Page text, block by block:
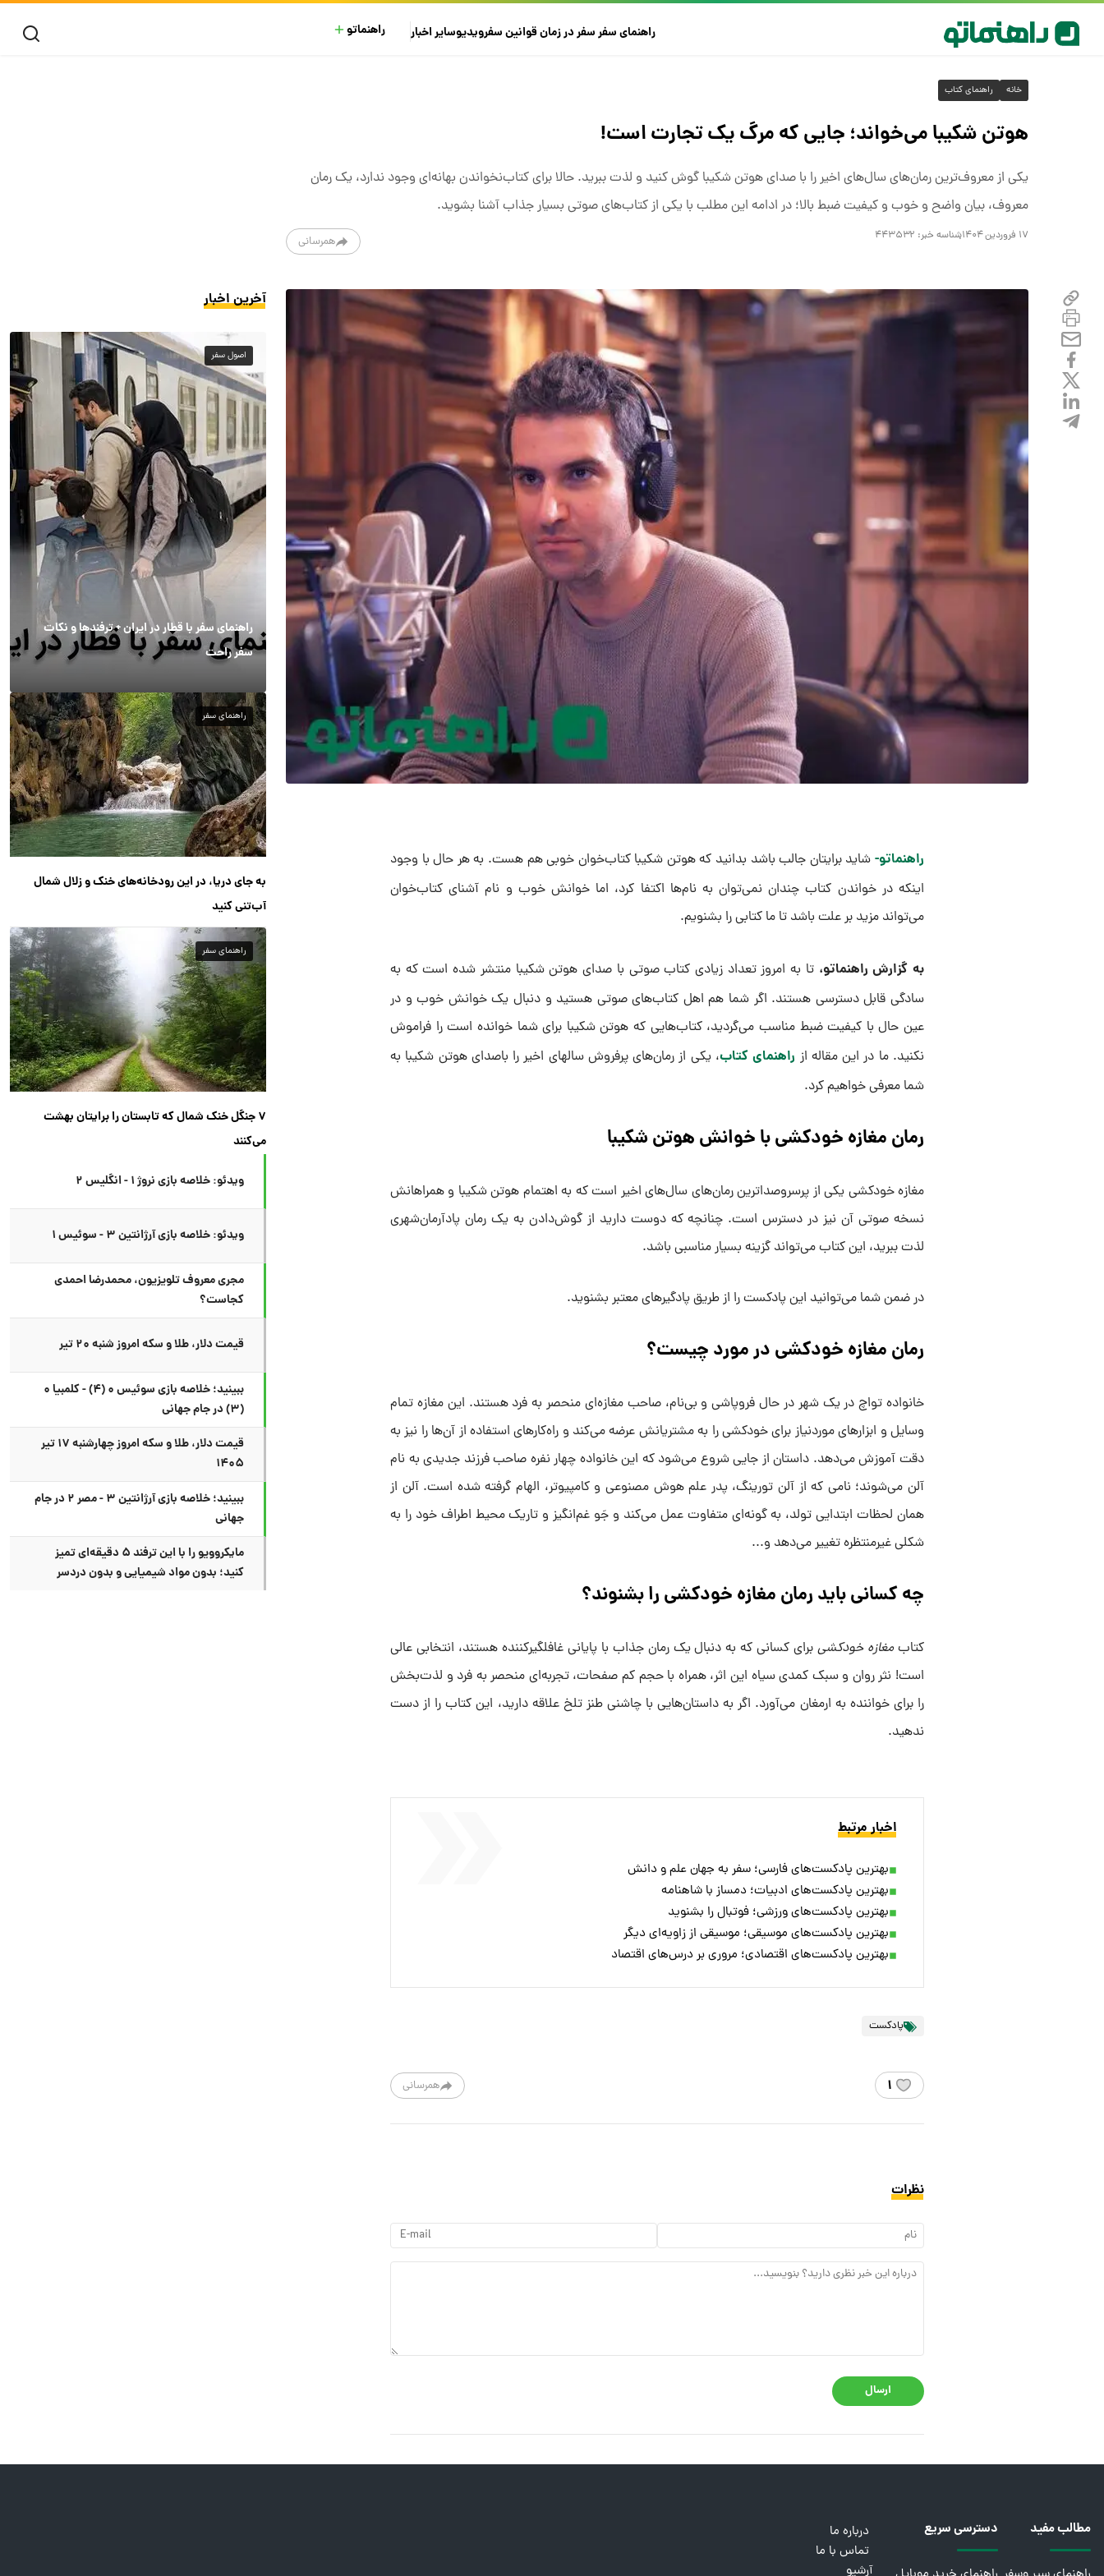
راهنمای سفرسفر در زمانقوانین سفرویدیوسایراخبار راهنماتو
خانه راهنمای کتاب
هوتن شکیبا می‌خواند؛ جایی که مرگ یک تجارت است!
یکی از معروف‌ترین رمان‌های سال‌های اخیر را با صدای هوتن شکیبا گوش کنید و لذت ببرید. حالا برای کتاب‌نخواندن بهانه‌ای وجود ندارد، یک رمان
معروف، بیان واضح و خوب و کیفیت ضبط بالا؛ در ادامه این مطلب با یکی از کتاب‌های صوتی بسیار جذاب آشنا بشوید.
۱۷ فروردین ۱۴۰۴ شناسه خبر: ۴۴۳۵۳۲ همرسانی
راهنماتو- شاید برایتان جالب باشد بدانید که هوتن شکیبا کتاب‌خوان خوبی هم هست. به هر حال با وجود
اینکه در خواندن کتاب چندان نمی‌‎توان به نام‌ها اکتفا کرد، اما خوانش خوب و نام آشنای کتاب‌خوان
می‌تواند مزید بر علت باشد تا ما کتابی را بشنویم.
به گزارش راهنماتو، تا به امروز تعداد زیادی کتاب صوتی با صدای هوتن شکیبا منتشر شده است که به
سادگی قابل دسترسی هستند. اگر شما هم اهل کتاب‌های صوتی هستید و دنبال یک خوانش خوب و در
عین حال با کیفیت ضبط مناسب می‌گردید، کتاب‌هایی که هوتن شکیبا برای شما خوانده است را فراموش
نکنید. ما در این مقاله از راهنمای کتاب، یکی از رمان‌های پرفروش سالهای اخیر را باصدای هوتن شکیبا به
شما معرفی خواهیم کرد.
رمان مغازه خودکشی با خوانش هوتن شکیبا
مغازه خودکشی یکی از پرسروصداترین رمان‌های سال‌های اخیر است که به اهتمام هوتن شکیبا و همراهانش
نسخه صوتی آن نیز در دسترس است. چنانچه که دوست دارید از گوش‌دادن به یک رمان پادآرمان‌شهری
لذت ببرید، این کتاب می‌تواند گزینه بسیار مناسبی باشد.
در ضمن شما می‌توانید این پادکست را از طریق پادگیرهای معتبر بشنوید.
رمان مغازه خودکشی در مورد چیست؟
خانواده تواچ در یک شهر در حال فروپاشی و بی‌نام، صاحب مغازه‌ای منحصر به فرد هستند. این مغازه تمام
وسایل و ابزارهای موردنیاز برای خودکشی را به مشتریانش عرضه می‌کند و راه‌کارهای استفاده از آن‌ها را نیز به
دقت آموزش می‌دهد. داستان از جایی شروع می‌شود که این خانواده چهار نفره صاحب فرزند جدیدی به نام
آلن می‌شوند؛ نامی که از آلن تورینگ، پدر علم هوش مصنوعی و کامپیوتر، الهام گرفته شده است. آلن از
همان لحظات ابتدایی تولد، به گونه‌ای متفاوت عمل می‌کند و جَو غم‌انگیز و تاریک محیط اطراف خود را به
شکلی غیرمنتظره تغییر می‌دهد و...
چه کسانی باید رمان مغازه خودکشی را بشنوند؟
کتاب مغازه خودکشیبرای کسانی که به دنبال یک رمان جذاب با پایانی غافلگیرکننده هستند، انتخابی عالی
است! نثر روان و سبک کمدی سیاه این اثر، همراه با حجم کم صفحات، تجربه‌ای منحصر به فرد و لذت‌بخش
را برای خواننده به ارمغان می‌آورد. اگر به داستان‌هایی با چاشنی طنز تلخ علاقه دارید، این کتاب را از دست
ندهید.
اخبار مرتبط
بهترین پادکست‌های فارسی؛ سفر به جهان علم و دانش
بهترین پادکست‌های ادبیات؛ دمساز با شاهنامه
بهترین پادکست‌های ورزشی؛ فوتبال را بشنوید
بهترین پادکست‌های موسیقی؛ موسیقی از زاویه‌ای دیگر
بهترین پادکست‌های اقتصادی؛ مروری بر درس‌های اقتصاد
پادکست
همرسانی ۱
نظرات
ارسال
آخرین اخبار
اصول سفر
راهنمای سفر با قطار در ایران + ترفندها و نکات
سفر راحت
راهنمای سفر
به جای دریا، در این رودخانه‌های خنک و زلال شمال
آب‌تنی کنید
راهنمای سفر
۷ جنگل خنک شمال که تابستان را برایتان بهشت
می‌کنند
ویدئو: خلاصه بازی نروژ ۱ - انگلیس ۲
ویدئو: خلاصه بازی آرژانتین ۳ - سوئیس ۱
مجری معروف تلویزیون، محمدرضا احمدی
کجاست؟
قیمت دلار، طلا و سکه امروز شنبه ۲۰ تیر
ببینید؛ خلاصه بازی سوئیس ۰ (۴) - کلمبیا ۰
(۳) در جام جهانی
قیمت دلار، طلا و سکه امروز چهارشنبه ۱۷ تیر
۱۴۰۵
ببینید؛ خلاصه بازی آرژانتین ۳ - مصر ۲ در جام
جهانی
مایکروویو را با این ترفند ۵ دقیقه‌ای تمیز
کنید؛ بدون مواد شیمیایی و بدون دردسر
مطالب مفید دسترسی سریع
درباره ما
تماس با ما
آرشیو